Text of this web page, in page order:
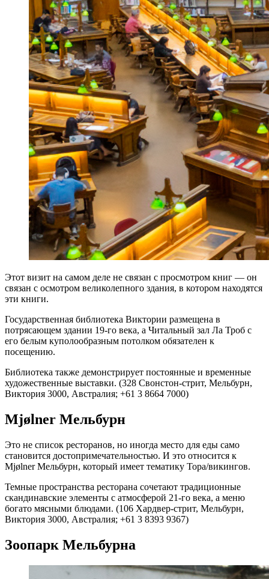
Этот визит на самом деле не связан с просмотром книг — он
связан с осмотром великолепного здания, в котором находятся
эти книги.
Государственная библиотека Виктории размещена в
потрясающем здании 19-го века, а Читальный зал Ла Троб с
его белым куполообразным потолком обязателен к
посещению.
Библиотека также демонстрирует постоянные и временные
художественные выставки. (328 Свонстон-стрит, Мельбурн,
Виктория 3000, Австралия; +61 3 8664 7000)
Mjølner Мельбурн
Это не список ресторанов, но иногда место для еды само
становится достопримечательностью. И это относится к
Mjølner Мельбурн, который имеет тематику Тора/викингов.
Темные пространства ресторана сочетают традиционные
скандинавские элементы с атмосферой 21-го века, а меню
богато мясными блюдами. (106 Хардвер-стрит, Мельбурн,
Виктория 3000, Австралия; +61 3 8393 9367)
Зоопарк Мельбурна